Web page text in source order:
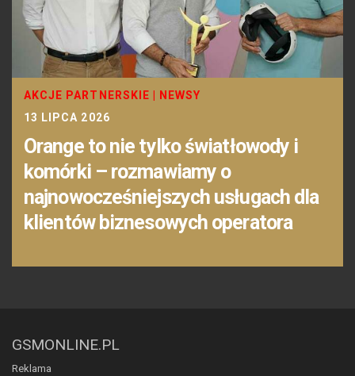
AKCJE PARTNERSKIE
NEWSY
13 LIPCA 2026
Orange to nie tylko światłowody i
komórki – rozmawiamy o
najnowocześniejszych usługach dla
klientów biznesowych operatora
GSMONLINE.PL
Reklama